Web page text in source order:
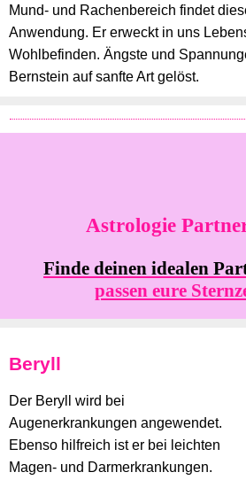
Mund- und Rachenbereich findet
Anwendung. Er erweckt in uns
Wohlbefinden. Ängste und
Bernstein auf sanfte Art gelöst.
Astrologie
Finde deinen idealen
passen eure
Beryll
Der Beryll wird bei
Augenerkrankungen angewendet.
Ebenso hilfreich ist er bei leichten
Magen- und Darmerkrankungen.